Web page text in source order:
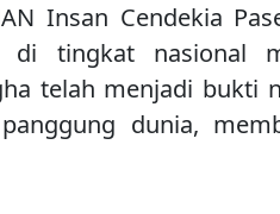
Insan Cendekia
tingkat nasional
telah menjadi bukti
dunia,